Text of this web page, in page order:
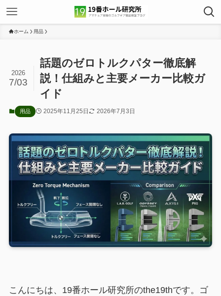
ホーム 用品
話題のゼロトルクパター徹底解
説！仕組みと主要メーカー比較ガ
イド
2026
7/03
用品 2025年11月25日 2026年7月3日
こんにちは、19番ホール研究所のthe19thです。ゴ